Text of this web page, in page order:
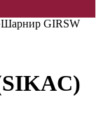
Шарнир GIRSW